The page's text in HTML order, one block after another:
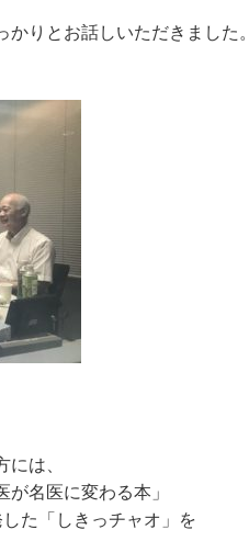
りとお話しいただきました。
は、
名医に変わる本」
た「しきっチャオ」を